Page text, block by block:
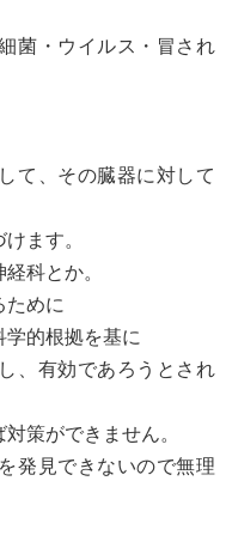
菌・ウイルス・冒され
て、その臓器に対して
ます。
科とか。
ために
的根拠を基に
、有効であろうとされ
策ができません。
発見できないので無理